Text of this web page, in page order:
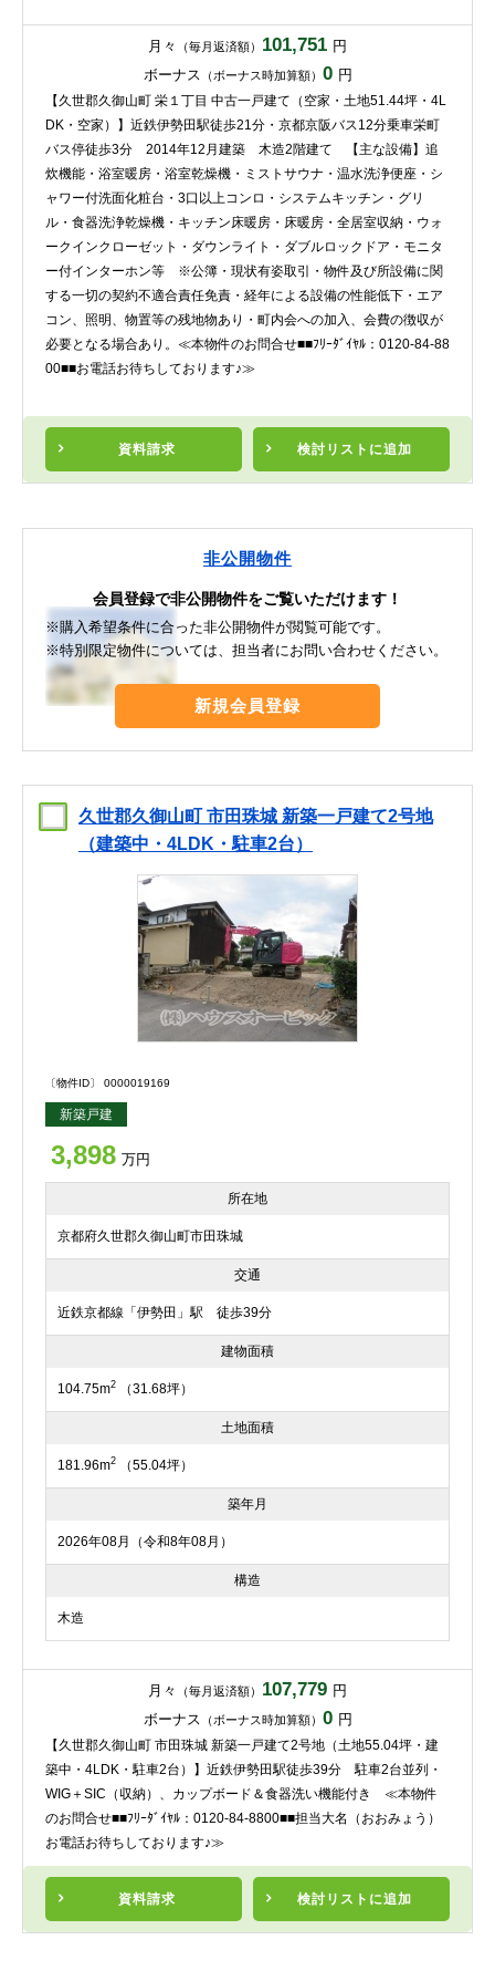
月々 （毎月返済額） 101,751 円
ボーナス （ボーナス時加算額） 0 円
資料請求 検討リスト に追加
【久世郡久御山町 栄１丁目 中古一戸建て（空家・土地51.44坪・4L
DK・空家）】近鉄伊勢田駅徒歩21分・京都京阪バス12分乗車栄町
バス停徒歩3分 2014年12月建築 木造2階建て 【主な設備】追
炊機能・浴室暖房・浴室乾燥機・ミストサウナ・温水洗浄便座・シ
ャワー付洗面化粧台・3口以上コンロ・システムキッチン・グリ
ル・食器洗浄乾燥機・キッチン床暖房・床暖房・全居室収納・ウォ
ークインクローゼット・ダウンライト・ダブルロックドア・モニタ
ー付インターホン等 ※公簿・現状有姿取引・物件及び所設備に関
する一切の契約不適合責任免責・経年による設備の性能低下・エア
コン、照明、物置等の残地物あり・町内会への加入、会費の徴収が
必要となる場合あり。≪本物件のお問合せ■■ﾌﾘｰﾀﾞｲﾔﾙ：0120-84-88
00■■お電話お待ちしております♪≫
非公開物件
会員登録で非公開物件をご覧いただけます！
※購入希望条件に合った非公開物件が閲覧可能です。
※特別限定物件については、担当者にお問い合わせください。
新規会員登録
久世郡久御山町 市田珠城 新築一戸建て2号地
（建築中・4LDK・駐車2台）
〔物件ID〕 0000019169
新築戸建
3,898 万円
所在地
京都府久世郡久御山町市田珠城
交通
近鉄京都線「伊勢田」駅 徒歩39分
建物面積
104.75m2 （31.68坪）
土地面積
181.96m2 （55.04坪）
築年月
2026年08月（令和8年08月）
構造
木造
月々 （毎月返済額） 107,779 円
ボーナス （ボーナス時加算額） 0 円
資料請求 検討リスト に追加
【久世郡久御山町 市田珠城 新築一戸建て2号地（土地55.04坪・建
築中・4LDK・駐車2台）】近鉄伊勢田駅徒歩39分 駐車2台並列・
WIG＋SIC（収納）、カップボード＆食器洗い機能付き ≪本物件
のお問合せ■■ﾌﾘｰﾀﾞｲﾔﾙ：0120-84-8800■■担当大名（おおみょう）
お電話お待ちしております♪≫